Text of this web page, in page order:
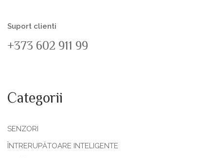
Suport clienti
+373 602 911 99
Categorii
SENZORI
ÎNTRERUPĂTOARE INTELIGENTE